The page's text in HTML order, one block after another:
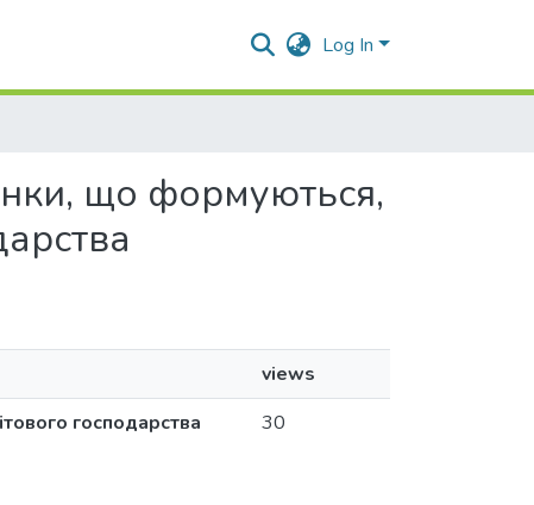
Log In
що формуються,
views
господарства
30